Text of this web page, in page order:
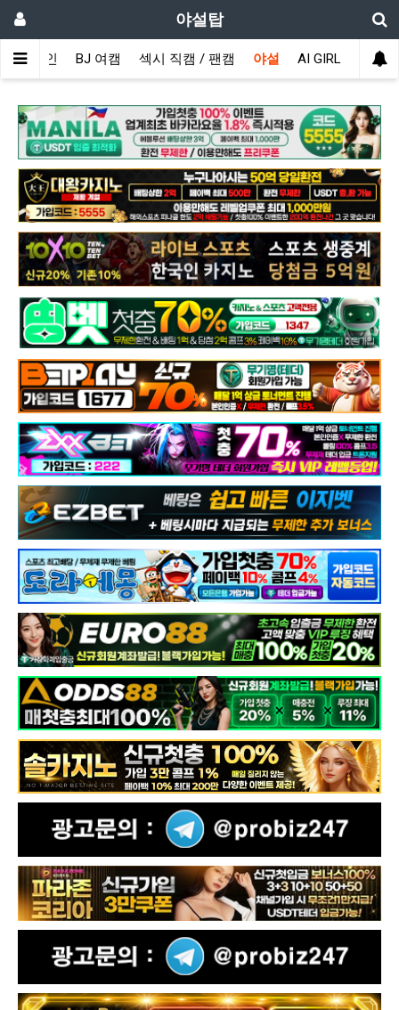
야설탑
메인 BJ 여캠 섹시 직캠 / 팬캠 야설 AI GIRL